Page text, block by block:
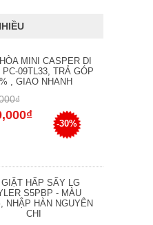
MINI CASPER DI
09TL33, TRẢ GÓP
, GIAO NHANH
-30%
GIẶT HẤP SẤY LG
S5PBP - MÀU
NHẬP HÀN NGUYÊN
CHI